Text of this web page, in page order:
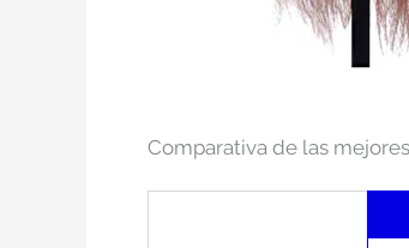
Comparativa de las